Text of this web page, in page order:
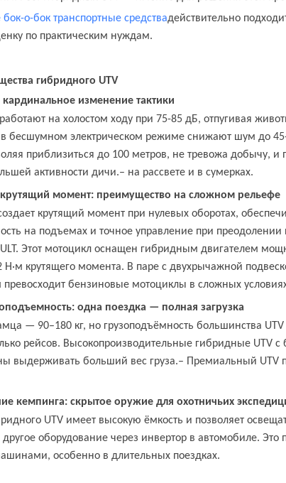
о-бок транспортные средствадействительно
по практическим нуждам.
гибридного UTV
кардинальное изменение тактики
на холостом ходу при 75-85 дБ, отпугивая
бесшумном электрическом режиме снижают шум до
приблизиться до 100 метров, не тревожа добычу,
активности дичи.– на рассвете и в сумерках.
момент: преимущество на сложном рельефе
крутящий момент при нулевых оборотах,
на подъемах и точное управление при
Этот мотоцикл оснащен гибридным двигателем
Н·м крутящего момента. В паре с двухрычажной
превосходит бензиновые мотоциклы в сложных
одна поездка — полная загрузка
— 90–180 кг, но грузоподъёмность большинства
рейсов. Высокопроизводительные гибридные UTV
выдерживать больший вес груза.– Премиальный UTV
кемпинга: скрытое оружие для охотничьих
UTV имеет высокую ёмкость и позволяет
оборудование через инвертор в автомобиле. Это
особенно в длительных поездках.